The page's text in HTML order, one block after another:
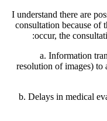
I understand there are
consultation because of
occur, the
a. Information
resolution of images)
b. Delays in medical